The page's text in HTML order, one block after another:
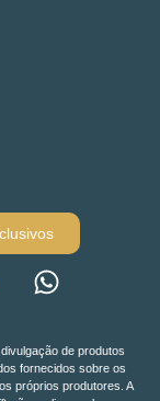
de produtos
fornecidos sobre os
próprios produtores. A